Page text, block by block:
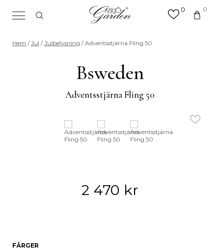
0 0
Sök efter valfri produkt eller
kategori
Hem /Jul /Julbelysning / Adventsstjärna Fling 50
Bsweden
Adventsstjärna Fling 50
2 470 kr
FÄRGER